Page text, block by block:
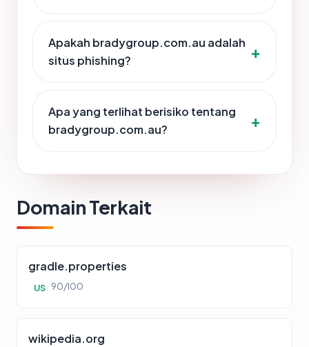
Apakah bradygroup.com.au adalah
situs phishing?
Apa yang terlihat berisiko tentang
bradygroup.com.au?
Domain Terkait
gradle.properties
US 90/100
wikipedia.org